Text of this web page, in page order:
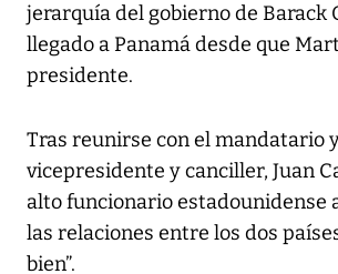
jerarquía del gobierno de Barack
llegado a Panamá desde que
presidente.
Tras reunirse con el mandatario
vicepresidente y canciller, Juan
alto funcionario estadounidense
las relaciones entre los dos
bien”.